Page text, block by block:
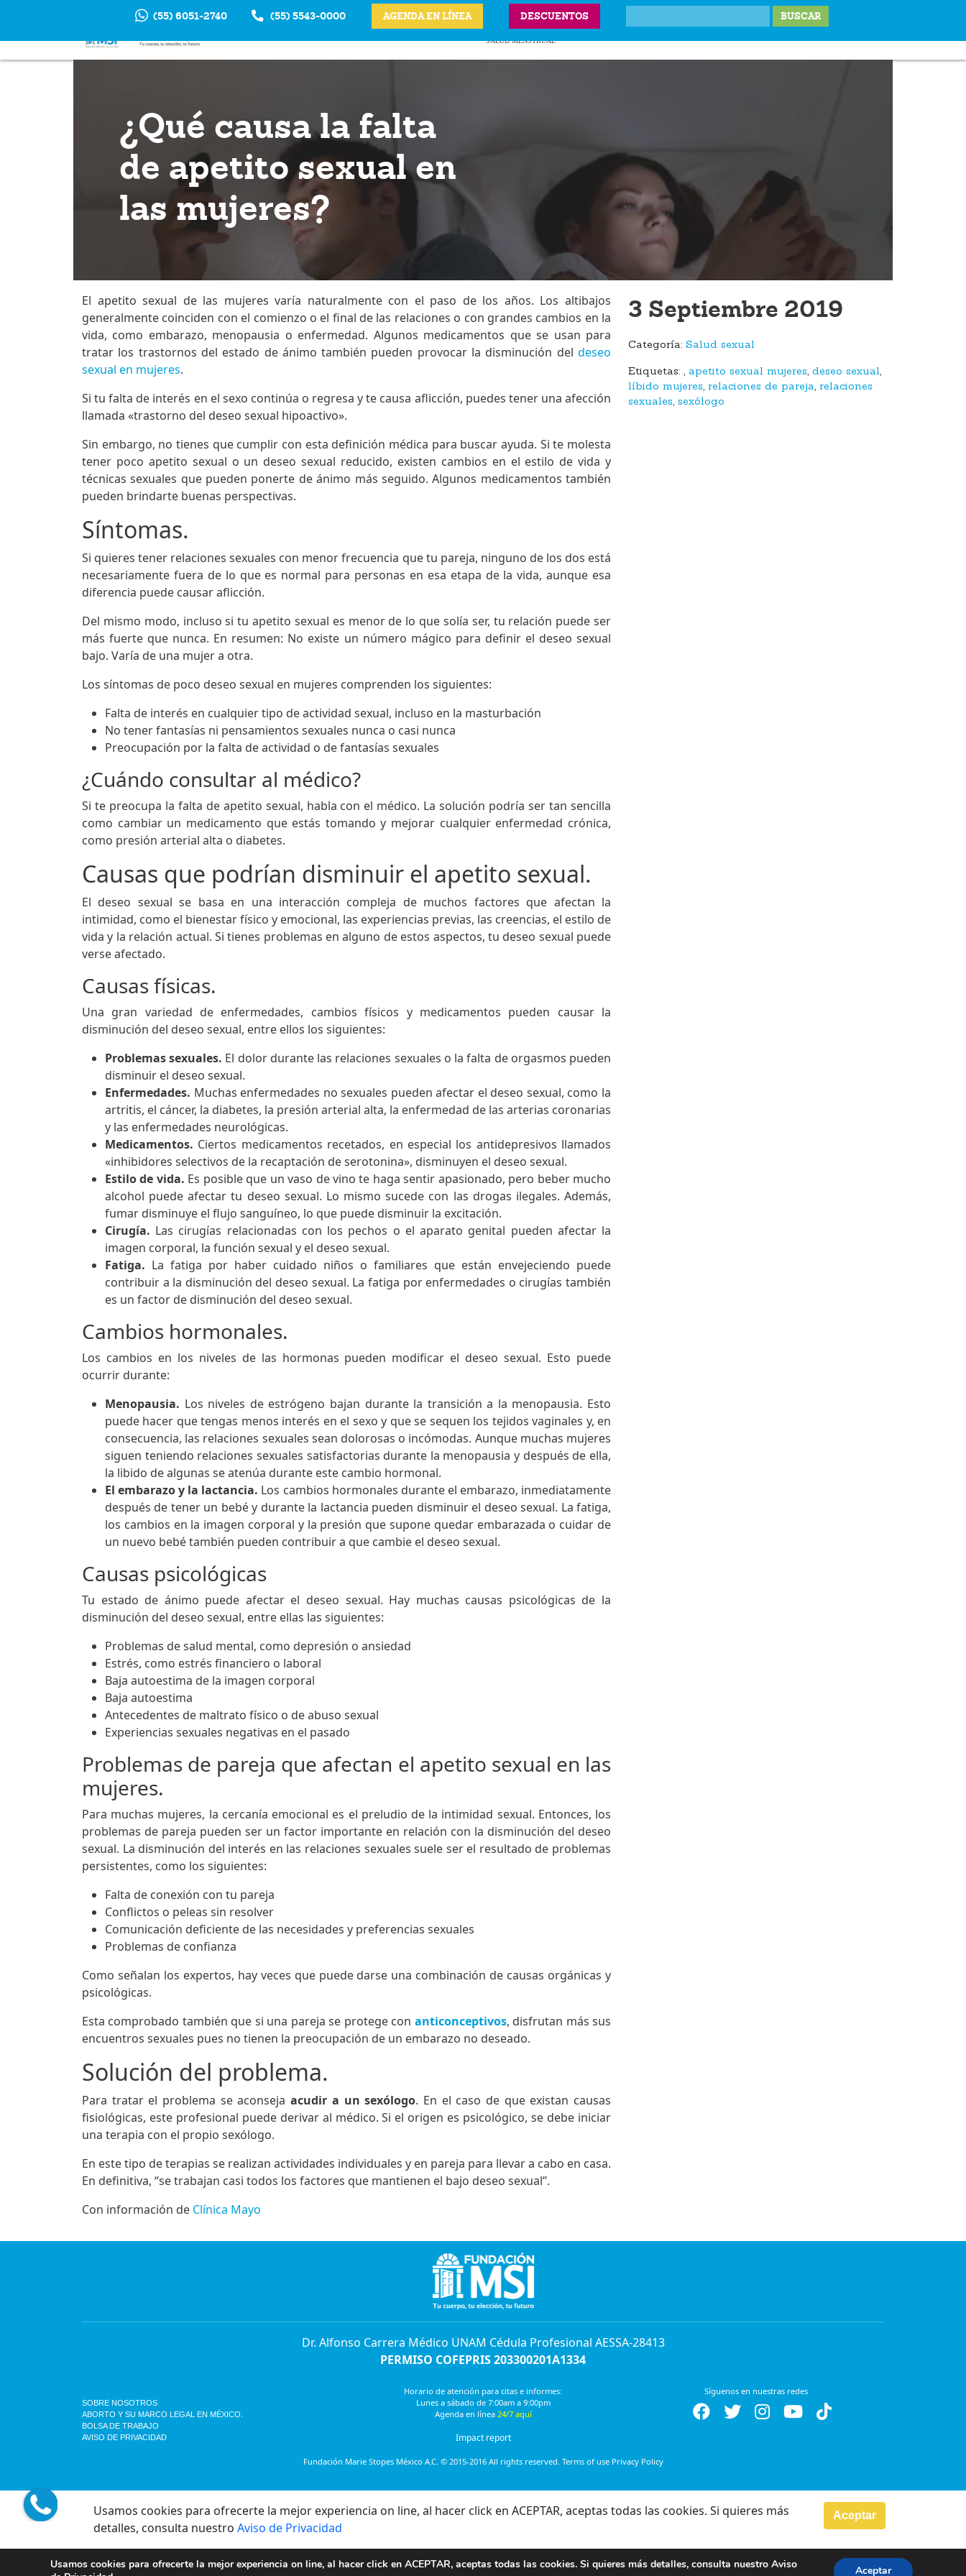
(55) 6051-2740 (55) 5543-0000 AGENDA EN LÍNEA DESCUENTOS
ANTICONCEPTIVOS
ITS
VPH
SALUD MENSTRUAL
PRECIOS Y UBICACIONES
¿Qué causa la falta
de apetito sexual en
las mujeres?
El apetito sexual de las mujeres varía naturalmente con el paso de los años. Los altibajos
generalmente coinciden con el comienzo o el final de las relaciones o con grandes cambios en la
vida, como embarazo, menopausia o enfermedad. Algunos medicamentos que se usan para
tratar los trastornos del estado de ánimo también pueden provocar la disminución del deseo
sexual en mujeres.
Si tu falta de interés en el sexo continúa o regresa y te causa aflicción, puedes tener una afección
llamada «trastorno del deseo sexual hipoactivo».
Sin embargo, no tienes que cumplir con esta definición médica para buscar ayuda. Si te molesta
tener poco apetito sexual o un deseo sexual reducido, existen cambios en el estilo de vida y
técnicas sexuales que pueden ponerte de ánimo más seguido. Algunos medicamentos también
pueden brindarte buenas perspectivas.
Síntomas.
Si quieres tener relaciones sexuales con menor frecuencia que tu pareja, ninguno de los dos está
necesariamente fuera de lo que es normal para personas en esa etapa de la vida, aunque esa
diferencia puede causar aflicción.
Del mismo modo, incluso si tu apetito sexual es menor de lo que solía ser, tu relación puede ser
más fuerte que nunca. En resumen: No existe un número mágico para definir el deseo sexual
bajo. Varía de una mujer a otra.
Los síntomas de poco deseo sexual en mujeres comprenden los siguientes:
Falta de interés en cualquier tipo de actividad sexual, incluso en la masturbación
No tener fantasías ni pensamientos sexuales nunca o casi nunca
Preocupación por la falta de actividad o de fantasías sexuales
¿Cuándo consultar al médico?
Si te preocupa la falta de apetito sexual, habla con el médico. La solución podría ser tan sencilla
como cambiar un medicamento que estás tomando y mejorar cualquier enfermedad crónica,
como presión arterial alta o diabetes.
Causas que podrían disminuir el apetito sexual.
El deseo sexual se basa en una interacción compleja de muchos factores que afectan la
intimidad, como el bienestar físico y emocional, las experiencias previas, las creencias, el estilo de
vida y la relación actual. Si tienes problemas en alguno de estos aspectos, tu deseo sexual puede
verse afectado.
Causas físicas.
Una gran variedad de enfermedades, cambios físicos y medicamentos pueden causar la
disminución del deseo sexual, entre ellos los siguientes:
Problemas sexuales. El dolor durante las relaciones sexuales o la falta de orgasmos pueden
disminuir el deseo sexual.
Enfermedades. Muchas enfermedades no sexuales pueden afectar el deseo sexual, como la
artritis, el cáncer, la diabetes, la presión arterial alta, la enfermedad de las arterias coronarias
y las enfermedades neurológicas.
Medicamentos. Ciertos medicamentos recetados, en especial los antidepresivos llamados
«inhibidores selectivos de la recaptación de serotonina», disminuyen el deseo sexual.
Estilo de vida. Es posible que un vaso de vino te haga sentir apasionado, pero beber mucho
alcohol puede afectar tu deseo sexual. Lo mismo sucede con las drogas ilegales. Además,
fumar disminuye el flujo sanguíneo, lo que puede disminuir la excitación.
Cirugía. Las cirugías relacionadas con los pechos o el aparato genital pueden afectar la
imagen corporal, la función sexual y el deseo sexual.
Fatiga. La fatiga por haber cuidado niños o familiares que están envejeciendo puede
contribuir a la disminución del deseo sexual. La fatiga por enfermedades o cirugías también
es un factor de disminución del deseo sexual.
Cambios hormonales.
Los cambios en los niveles de las hormonas pueden modificar el deseo sexual. Esto puede
ocurrir durante:
Menopausia. Los niveles de estrógeno bajan durante la transición a la menopausia. Esto
puede hacer que tengas menos interés en el sexo y que se sequen los tejidos vaginales y, en
consecuencia, las relaciones sexuales sean dolorosas o incómodas. Aunque muchas mujeres
siguen teniendo relaciones sexuales satisfactorias durante la menopausia y después de ella,
la libido de algunas se atenúa durante este cambio hormonal.
El embarazo y la lactancia. Los cambios hormonales durante el embarazo, inmediatamente
después de tener un bebé y durante la lactancia pueden disminuir el deseo sexual. La fatiga,
los cambios en la imagen corporal y la presión que supone quedar embarazada o cuidar de
un nuevo bebé también pueden contribuir a que cambie el deseo sexual.
Causas psicológicas
Tu estado de ánimo puede afectar el deseo sexual. Hay muchas causas psicológicas de la
disminución del deseo sexual, entre ellas las siguientes:
Problemas de salud mental, como depresión o ansiedad
Estrés, como estrés financiero o laboral
Baja autoestima de la imagen corporal
Baja autoestima
Antecedentes de maltrato físico o de abuso sexual
Experiencias sexuales negativas en el pasado
Problemas de pareja que afectan el apetito sexual en las
mujeres.
Para muchas mujeres, la cercanía emocional es el preludio de la intimidad sexual. Entonces, los
problemas de pareja pueden ser un factor importante en relación con la disminución del deseo
sexual. La disminución del interés en las relaciones sexuales suele ser el resultado de problemas
persistentes, como los siguientes:
Falta de conexión con tu pareja
Conflictos o peleas sin resolver
Comunicación deficiente de las necesidades y preferencias sexuales
Problemas de confianza
Como señalan los expertos, hay veces que puede darse una combinación de causas orgánicas y
psicológicas.
Esta comprobado también que si una pareja se protege con anticonceptivos, disfrutan más sus
encuentros sexuales pues no tienen la preocupación de un embarazo no deseado.
Solución del problema.
Para tratar el problema se aconsejaacudir a un sexólogo. En el caso de que existan causas
fisiológicas, este profesional puede derivar al médico. Si el origen es psicológico, se debe iniciar
una terapia con el propio sexólogo.
En este tipo de terapias se realizan actividades individuales y en pareja para llevar a cabo en casa.
En definitiva, “se trabajan casi todos los factores que mantienen el bajo deseo sexual”.
Con información de Clínica Mayo
3 Septiembre 2019
Categoría: Salud sexual
Etiquetas: , apetito sexual mujeres, deseo sexual,
líbido mujeres, relaciones de pareja, relaciones
sexuales, sexólogo
Dr. Alfonso Carrera Médico UNAM Cédula Profesional AESSA-28413
PERMISO COFEPRIS 203300201A1334
SOBRE NOSOTROS
ABORTO Y SU MARCO LEGAL EN MÉXICO.
BOLSA DE TRABAJO
AVISO DE PRIVACIDAD
Horario de atención para citas e informes:
Lunes a sábado de 7:00am a 9:00pm
Agenda en línea 24/7 aquí
Impact report
Síguenos en nuestras redes
Fundación Marie Stopes México A.C. © 2015-2016 All rights reserved. Terms of use Privacy Policy
Usamos cookies para ofrecerte la mejor experiencia on line, al hacer click en ACEPTAR, aceptas todas las cookies. Si quieres más
detalles, consulta nuestro Aviso de Privacidad
Aceptar
Usamos cookies para ofrecerte la mejor experiencia on line, al hacer click en ACEPTAR, aceptas todas las cookies. Si quieres más detalles, consulta nuestro Aviso
Aceptar